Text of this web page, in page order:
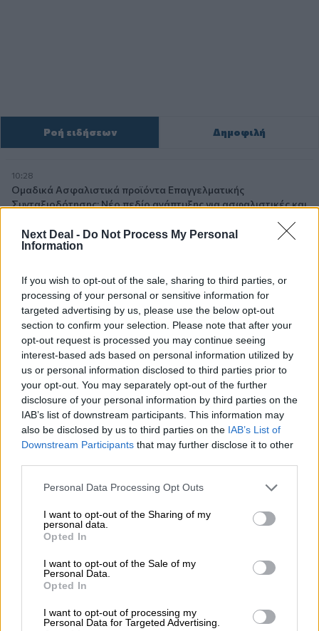
Next Deal - Do Not Process My Personal
Information
If you wish to opt-out of the sale, sharing to third parties, or
processing of your personal or sensitive information for
targeted advertising by us, please use the below opt-out
section to confirm your selection. Please note that after your
opt-out request is processed you may continue seeing
interest-based ads based on personal information utilized by
us or personal information disclosed to third parties prior to
your opt-out. You may separately opt-out of the further
disclosure of your personal information by third parties on the
IAB’s list of downstream participants. This information may
also be disclosed by us to third parties on the IAB’s List of
Downstream Participants that may further disclose it to other
Personal Data Processing Opt Outs
I want to opt-out of the Sharing of my
personal data.
Opted In
I want to opt-out of the Sale of my
Personal Data.
Opted In
I want to opt-out of processing my
Personal Data for Targeted Advertising.
Ροή ειδήσεων Δημοφιλή
10:28
Ομαδικά Ασφαλιστικά προϊόντα Επαγγελματικής
Συνταξιοδότησης: Νέο πεδίο ανάπτυξης για ασφαλιστικές και
09:23
Υψηλοί ρυθμοί ανάπτυξης και νέα ρεκόρ επιδόσεων
08:45
Στόχος για νέα δάνεια 15 δισ. το 2026, η «ακτινογραφία» της
κερδοφορίας των τραπεζών, η δυναμική επιστροφή της
Metlen, μεγαλώνει ταχύτατα η CrediaBank
06.08.2026 - 22:39
10.000 φορές η διεθνής επιστημονική κοινότητα παρέπεμψε
στο έργο του – Ποιος είναι ο Έλληνας χειρουργός Χρήστος
Κοντοβουνήσιος
Επιχειρηματικής Ανάπτυξης Ομίλου HHG
06.08.2026 - 13:30
Όταν η επόμενη μέρα είναι στάχτη, τι θα πει ο Ασφαλιστικός
06.08.2026 - 12:22
Kavita Patel - PhARMA Innovation Forum: Ένα στα πέντε
καινοτόμα φάρμακα φτάνει τελικά στην Ελλάδα